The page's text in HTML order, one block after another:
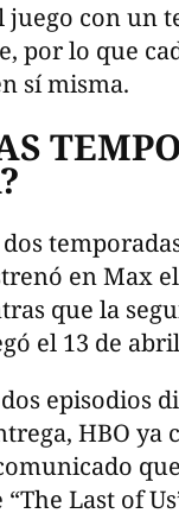
juego con un
por lo que
sí misma.
en Max
que la
el 13 de
episodios
HBO ya
Last of